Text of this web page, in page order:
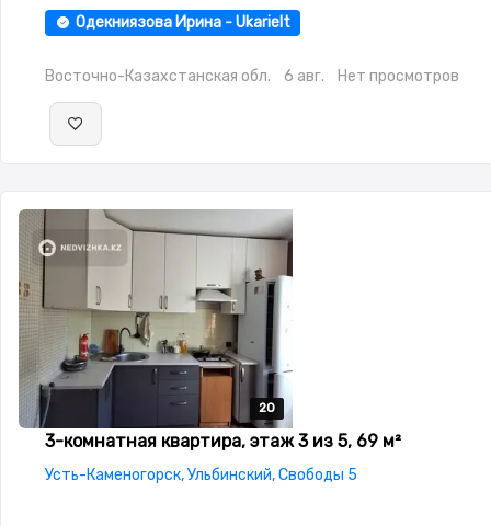
стоянка,Домофон,Видеонаблюдение,Неугловая,Новая
сантехника,Кладовка,Счётчики,Тихий двор
Одекниязова Ирина - Ukarielt
Восточно-Казахстанская обл. 6 авг. Нет просмотров
20
20
20
20
20
3-комнатная квартира, этаж 3 из 5, 69 м²
Усть-Каменогорск, Ульбинский, Свободы 5